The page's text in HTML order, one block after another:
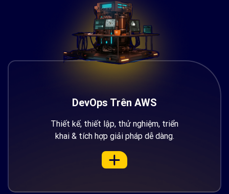
DevOps Trên AWS
Thiết kế, thiết lập, thử nghiệm, triển
khai & tích hợp giải pháp dễ dàng.